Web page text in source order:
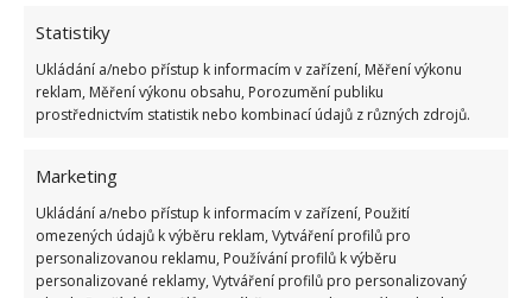
Statistiky
Ukládání a/nebo přístup k informacím v zařízení, Měření výkonu
reklam, Měření výkonu obsahu, Porozumění publiku
prostřednictvím statistik nebo kombinací údajů z různých zdrojů.
Marketing
Ukládání a/nebo přístup k informacím v zařízení, Použití
omezených údajů k výběru reklam, Vytváření profilů pro
personalizovanou reklamu, Používání profilů k výběru
personalizované reklamy, Vytváření profilů pro personalizovaný
23.6.2026
6.5.2026